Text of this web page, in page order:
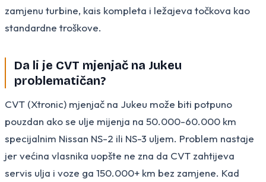
zamjenu turbine, kais kompleta i ležajeva točkova kao
standardne troškove.
Da li je CVT mjenjač na Jukeu
problematičan?
CVT (Xtronic) mjenjač na Jukeu može biti potpuno
pouzdan ako se ulje mijenja na 50.000-60.000 km
specijalnim Nissan NS-2 ili NS-3 uljem. Problem nastaje
jer većina vlasnika uopšte ne zna da CVT zahtijeva
servis ulja i voze ga 150.000+ km bez zamjene. Kad